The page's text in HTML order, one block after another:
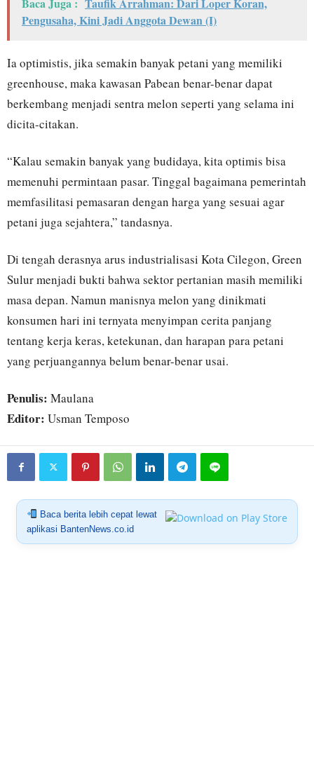
Pengusaha, Kini Jadi Anggota Dewan (I)
Ia optimistis, jika semakin banyak petani yang memiliki
greenhouse, maka kawasan Pabean benar-benar dapat
berkembang menjadi sentra melon seperti yang selama ini
dicita-citakan.
“Kalau semakin banyak yang budidaya, kita optimis bisa
memenuhi permintaan pasar. Tinggal bagaimana pemerintah
memfasilitasi pemasaran dengan harga yang sesuai agar
petani juga sejahtera,” tandasnya.
Di tengah derasnya arus industrialisasi Kota Cilegon, Green
Sulur menjadi bukti bahwa sektor pertanian masih memiliki
masa depan. Namun manisnya melon yang dinikmati
konsumen hari ini ternyata menyimpan cerita panjang
tentang kerja keras, ketekunan, dan harapan para petani
yang perjuangannya belum benar-benar usai.
Penulis: Maulana
Editor: Usman Temposo
Baca berita lebih cepat lewat
aplikasi BantenNews.co.id